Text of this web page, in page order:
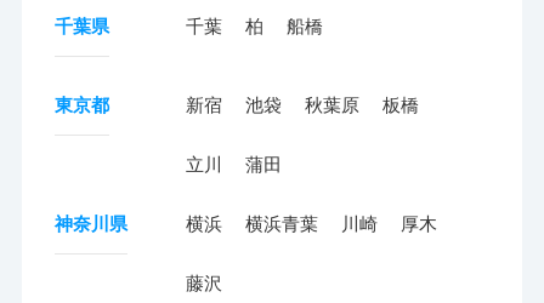
千葉県 千葉 柏 船橋
東京都 新宿 池袋 秋葉原 板橋
立川 蒲田
神奈川県 横浜 横浜青葉 川崎 厚木
藤沢